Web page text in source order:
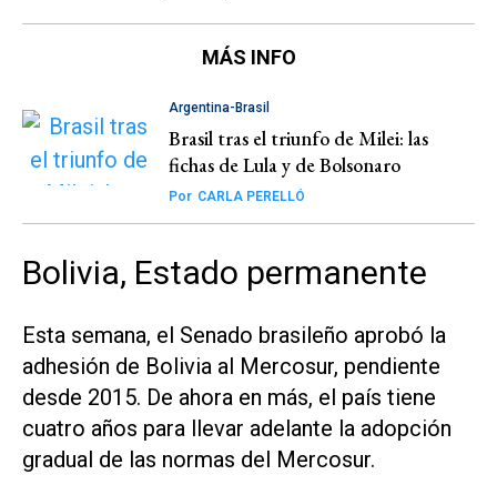
MÁS INFO
Argentina-Brasil
Brasil tras el triunfo de Milei: las
fichas de Lula y de Bolsonaro
Por CARLA PERELLÓ
Bolivia, Estado permanente
Esta semana, el Senado brasileño aprobó la
adhesión de Bolivia al Mercosur, pendiente
desde 2015. De ahora en más, el país tiene
cuatro años para llevar adelante la adopción
gradual de las normas del Mercosur.